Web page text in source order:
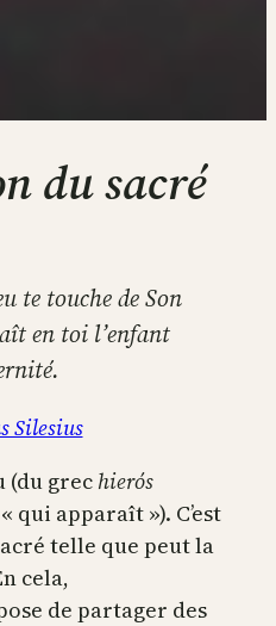
du sacré
te touche de Son
en toi l’enfant
Silesius
(du grec hierós
qui apparaît »). C’est
telle que peut la
cela,
de partager des